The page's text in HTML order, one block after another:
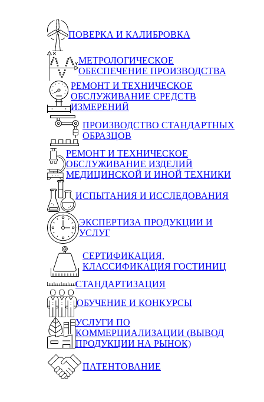
ПОВЕРКА И КАЛИБРОВКА
МЕТРОЛОГИЧЕСКОЕ
ОБЕСПЕЧЕНИЕ ПРОИЗВОДСТВА
РЕМОНТ И ТЕХНИЧЕСКОЕ
ОБСЛУЖИВАНИЕ СРЕДСТВ
ИЗМЕРЕНИЙ
ПРОИЗВОДСТВО СТАНДАРТНЫХ
ОБРАЗЦОВ
РЕМОНТ И ТЕХНИЧЕСКОЕ
ОБСЛУЖИВАНИЕ ИЗДЕЛИЙ
МЕДИЦИНСКОЙ И ИНОЙ ТЕХНИКИ
ИСПЫТАНИЯ И ИССЛЕДОВАНИЯ
ЭКСПЕРТИЗА ПРОДУКЦИИ И
УСЛУГ
СЕРТИФИКАЦИЯ,
КЛАССИФИКАЦИЯ ГОСТИНИЦ
СТАНДАРТИЗАЦИЯ
ОБУЧЕНИЕ И КОНКУРСЫ
УСЛУГИ ПО
КОММЕРЦИАЛИЗАЦИИ (ВЫВОД
ПРОДУКЦИИ НА РЫНОК)
ПАТЕНТОВАНИЕ